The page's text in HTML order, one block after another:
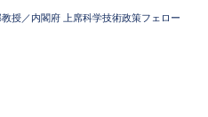
授／内閣府 上席科学技術政策フェロー